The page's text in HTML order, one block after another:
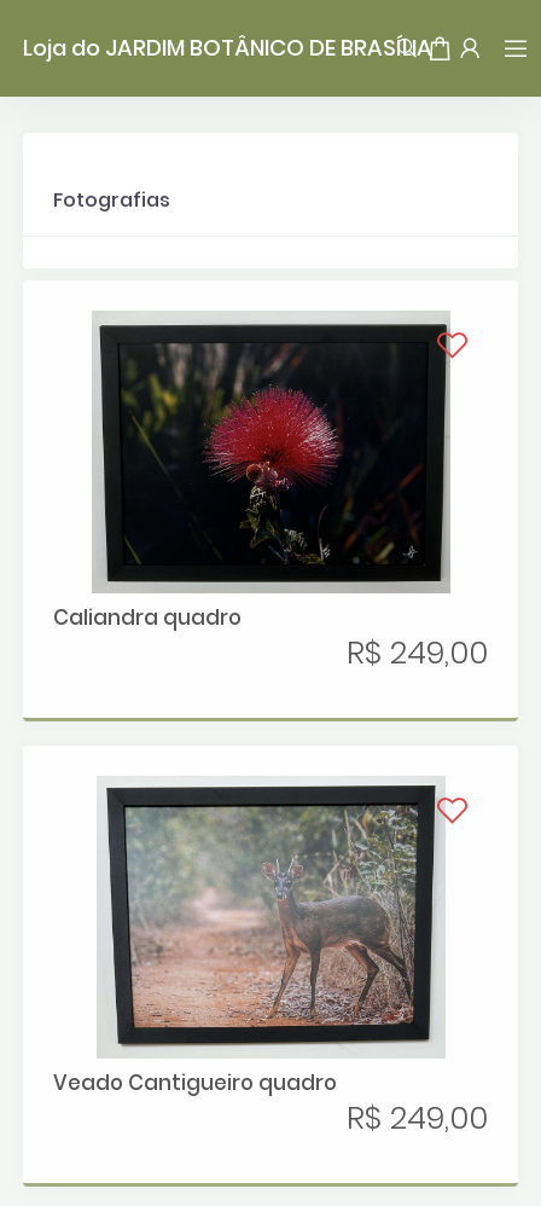
Loja do JARDIM BOTÂNICO DE BRASÍLIA
Fotografias
Caliandra quadro
R$ 249,00
Veado Cantigueiro quadro
R$ 249,00